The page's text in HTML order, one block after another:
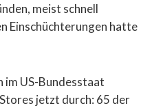
meist schnell
Einschüchterungen hatte
im US-Bundesstaat
jetzt durch: 65 der